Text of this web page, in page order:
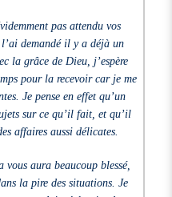
pas attendu vos
demandé il y a déjà un
la grâce de Dieu, j’espère
pour la recevoir car je me
Je pense en effet qu’un
sur ce qu’il fait, et qu’il
affaires aussi délicates.
aura beaucoup blessé,
la pire des situations. Je